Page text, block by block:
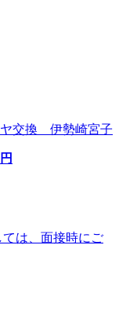
ヤ交換 伊勢崎宮子
円
は、面接時にご